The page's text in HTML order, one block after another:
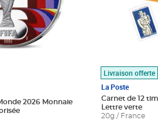
2026 Monnaie
Livraison offerte
La Poste
Carnet de 12
Lettre verte
20g / France